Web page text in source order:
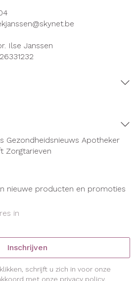
skynet.be
Ilse Janssen
Gezondheidsnieuws Apotheker
Zorgtarieven
nieuwe producten en promoties
Inschrijven
schrijft u zich in voor onze
met onze privacy policy.